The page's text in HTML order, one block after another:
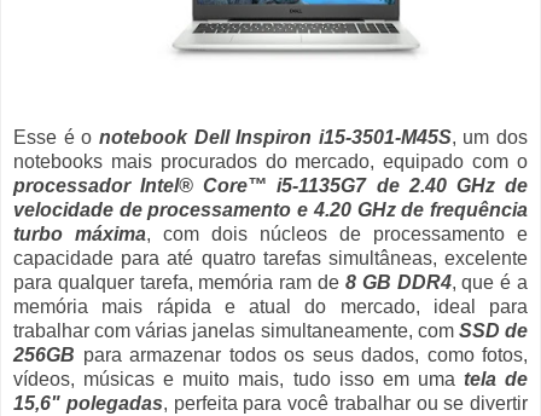
Esse é o notebook Dell Inspiron i15-3501-M45S, um dos
notebooks mais procurados do mercado, equipado com o
processador Intel® Core™ i5-1135G7 de 2.40 GHz de
velocidade de processamento e 4.20 GHz de frequência
turbo máxima, com dois núcleos de processamento e
capacidade para até quatro tarefas simultâneas, excelente
para qualquer tarefa, memória ram de 8 GB DDR4, que é a
memória mais rápida e atual do mercado, ideal para
trabalhar com várias janelas simultaneamente, com SSD de
256GB para armazenar todos os seus dados, como fotos,
vídeos, músicas e muito mais, tudo isso em uma tela de
15,6" polegadas, perfeita para você trabalhar ou se divertir